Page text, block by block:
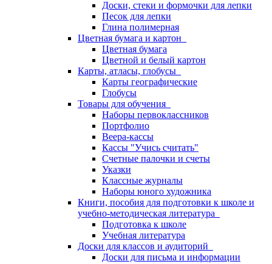
Доски, стеки и формочки для лепки
Песок для лепки
Глина полимерная
Цветная бумага и картон
Цветная бумага
Цветной и белый картон
Карты, атласы, глобусы
Карты географические
Глобусы
Товары для обучения
Наборы первоклассников
Портфолио
Веера-кассы
Кассы "Учись считать"
Счетные палочки и счеты
Указки
Классные журналы
Наборы юного художника
Книги, пособия для подготовки к школе и
учебно-методическая литература
Подготовка к школе
Учебная литература
Доски для классов и аудиторий
Доски для письма и информации